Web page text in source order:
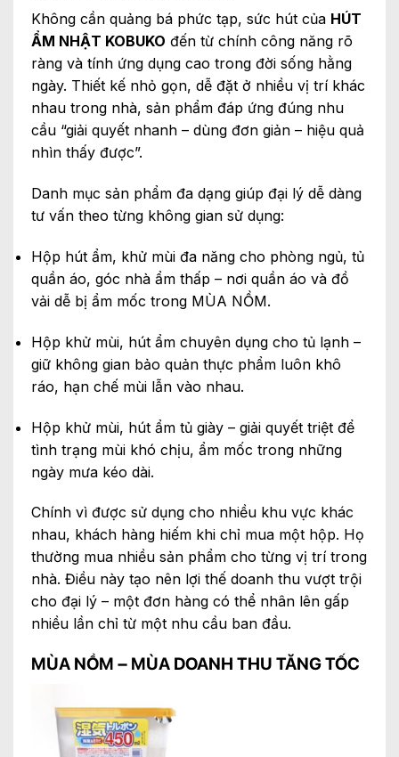
Không cần quảng bá phức tạp, sức hút của HÚT
ẨM NHẬT KOBUKO đến từ chính công năng rõ
ràng và tính ứng dụng cao trong đời sống hằng
ngày. Thiết kế nhỏ gọn, dễ đặt ở nhiều vị trí khác
nhau trong nhà, sản phẩm đáp ứng đúng nhu
cầu “giải quyết nhanh – dùng đơn giản – hiệu quả
nhìn thấy được”.
Danh mục sản phẩm đa dạng giúp đại lý dễ dàng
tư vấn theo từng không gian sử dụng:
Hộp hút ẩm, khử mùi đa năng cho phòng ngủ, tủ
quần áo, góc nhà ẩm thấp – nơi quần áo và đồ
vải dễ bị ẩm mốc trong MÙA NỒM.
Hộp khử mùi, hút ẩm chuyên dụng cho tủ lạnh –
giữ không gian bảo quản thực phẩm luôn khô
ráo, hạn chế mùi lẫn vào nhau.
Hộp khử mùi, hút ẩm tủ giày – giải quyết triệt để
tình trạng mùi khó chịu, ẩm mốc trong những
ngày mưa kéo dài.
Chính vì được sử dụng cho nhiều khu vực khác
nhau, khách hàng hiếm khi chỉ mua một hộp. Họ
thường mua nhiều sản phẩm cho từng vị trí trong
nhà. Điều này tạo nên lợi thế doanh thu vượt trội
cho đại lý – một đơn hàng có thể nhân lên gấp
nhiều lần chỉ từ một nhu cầu ban đầu.
MÙA NỒM – MÙA DOANH THU TĂNG TỐC